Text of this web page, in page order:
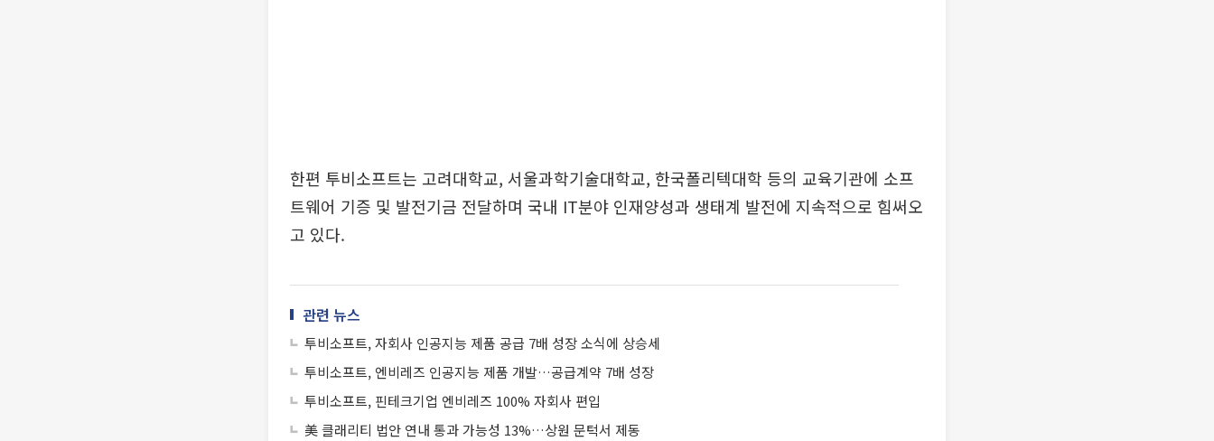
한편 투비소프트는 고려대학교, 서울과학기술대학교, 한국폴리텍대학 등의 교육기관에 소프
트웨어 기증 및 발전기금 전달하며 국내 IT분야 인재양성과 생태계 발전에 지속적으로 힘써오
고 있다.
관련 뉴스
투비소프트, 자회사 인공지능 제품 공급 7배 성장 소식에 상승세
투비소프트, 엔비레즈 인공지능 제품 개발…공급계약 7배 성장
투비소프트, 핀테크기업 엔비레즈 100% 자회사 편입
美 클래리티 법안 연내 통과 가능성 13%…상원 문턱서 제동